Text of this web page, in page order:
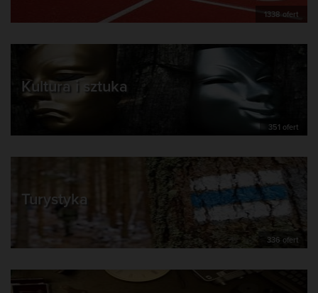
1338 ofert
Kultura i sztuka
351 ofert
Turystyka
336 ofert